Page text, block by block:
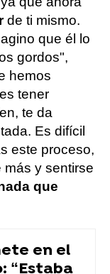
de ti mismo.
que él lo
gordos",
hemos
tener
te da
Es difícil
este proceso,
y sentirse
que
en el
“Estaba